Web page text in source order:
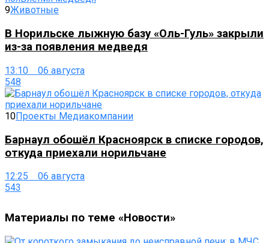
9Животные
В Норильске лыжную базу «Оль-Гуль» закрыли
из-за появления медведя
13:10 06 августа
548
10Проекты Медиакомпании
Барнаул обошёл Красноярск в списке городов,
откуда приехали норильчане
12:25 06 августа
543
Материалы по теме «Новости»